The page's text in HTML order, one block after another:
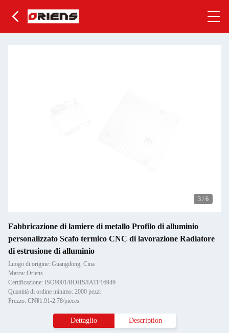
3 / 6
Fabbricazione di lamiere di metallo Profilo di alluminio
personalizzato Scafo termico CNC di lavorazione Radiatore
di estrusione di alluminio
Luogo di origine: Guangdong, Cina
Marca: Oriens
Certificazione: ISO9001/ROHS/IATF16949
Quantità di ordine minimo: 2000 pezzi
Prezzo: CN¥1.91-2.78/pieces
Dettaglio Description